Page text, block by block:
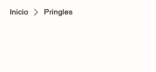
Inicio Pringles